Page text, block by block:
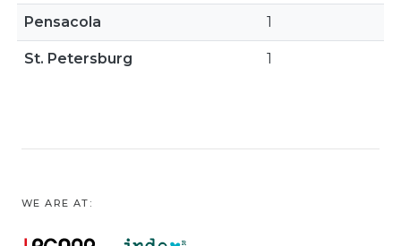
Pensacola 1
St. Petersburg 1
WE ARE AT: